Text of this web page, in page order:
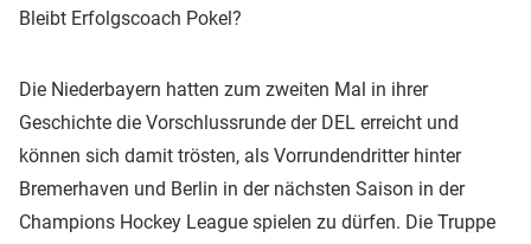
Bleibt Erfolgscoach Pokel?
Die Niederbayern hatten zum zweiten Mal in ihrer
Geschichte die Vorschlussrunde der DEL erreicht und
können sich damit trösten, als Vorrundendritter hinter
Bremerhaven und Berlin in der nächsten Saison in der
Champions Hockey League spielen zu dürfen. Die Truppe